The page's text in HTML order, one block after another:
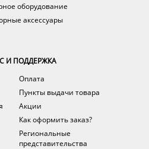
оборудование
аксессуары
И ПОДДЕРЖКА
Оплата
Пункты выдачи товара
Акции
Как оформить заказ?
Региональные
представительства